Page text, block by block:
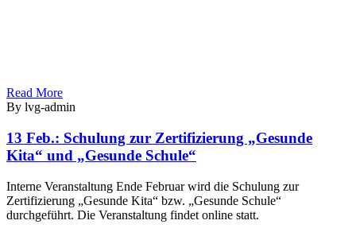
Read More
By lvg-admin
13 Feb.: Schulung zur Zertifizierung „Gesunde
Kita“ und „Gesunde Schule“
Interne Veranstaltung Ende Februar wird die Schulung zur
Zertifizierung „Gesunde Kita“ bzw. „Gesunde Schule“
durchgeführt. Die Veranstaltung findet online statt.